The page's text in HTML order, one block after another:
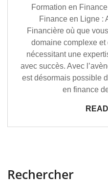
Formation en
Finance en Ligne :
Financière où que
domaine complexe
nécessitant une
avec succès. Avec
est désormais possible
en finance
Rechercher